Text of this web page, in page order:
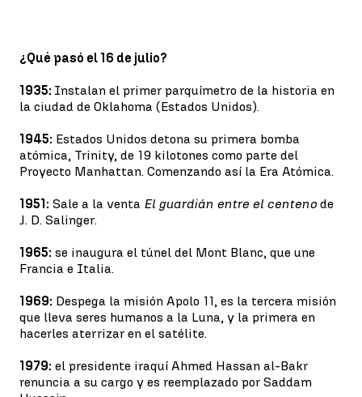
¿Qué pasó el 16 de julio?
1935: Instalan el primer parquímetro de la historia en
la ciudad de Oklahoma (Estados Unidos).
1945: Estados Unidos detona su primera bomba
atómica, Trinity, de 19 kilotones como parte del
Proyecto Manhattan. Comenzando así la Era Atómica.
1951: Sale a la venta El guardián entre el centeno de
J. D. Salinger.
1965: se inaugura el túnel del Mont Blanc, que une
Francia e Italia.
1969: Despega la misión Apolo 11, es la tercera misión
que lleva seres humanos a la Luna, y la primera en
hacerles aterrizar en el satélite.
1979: el presidente iraquí Ahmed Hassan al-Bakr
renuncia a su cargo y es reemplazado por Saddam